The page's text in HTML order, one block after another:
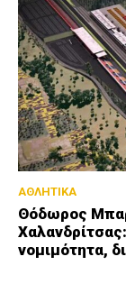
ΑΘΛΗΤΙΚΑ
Θόδωρος
νομιμότητα,